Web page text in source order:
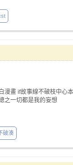
漫畫 if故事線不破枝中心本
之一切都是我的妄想
破湊